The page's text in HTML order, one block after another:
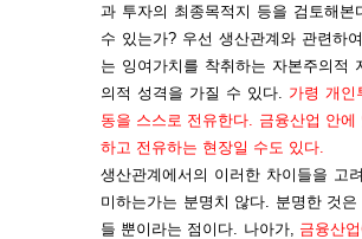
과 투자의 최종목적지 등을 검토해
수 있는가? 우선 생산관계와 관련하
는 잉여가치를 착취하는 자본주의적
의적 성격을 가질 수 있다. 가령 개인
동을 스스로 전유한다. 금융산업 안
하고 전유하는 현장일 수도 있다.
생산관계에서의 이러한 차이들을 고
미하는가는 분명치 않다. 분명한 것
들 뿐이라는 점이다. 나아가, 금융산